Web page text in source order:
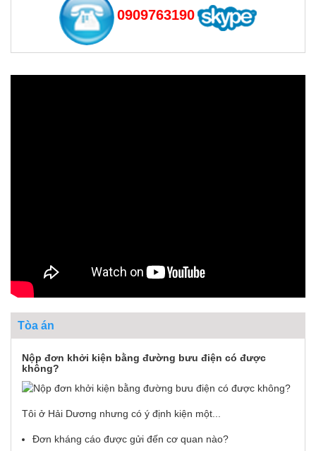
0909763190
Tòa án
Nộp đơn khởi kiện bằng đường bưu điện có được
không?
Tôi ở Hải Dương nhưng có ý định kiện một...
Đơn kháng cáo được gửi đến cơ quan nào?